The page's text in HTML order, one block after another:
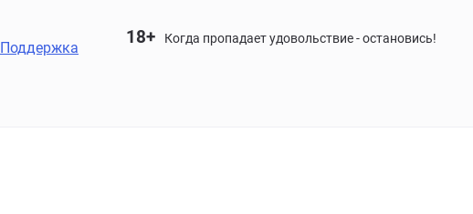
Поддержка
18+ Когда пропадает удовольствие - остановись!